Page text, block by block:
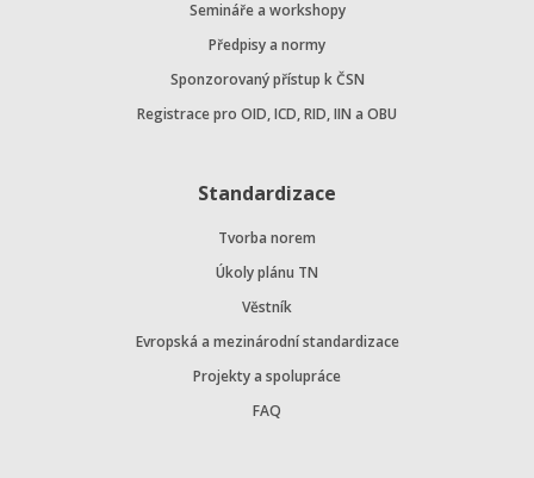
Semináře a workshopy
Předpisy a normy
Sponzorovaný přístup k ČSN
Registrace pro OID, ICD, RID, IIN a OBU
Standardizace
Tvorba norem
Úkoly plánu TN
Věstník
Evropská a mezinárodní standardizace
Projekty a spolupráce
FAQ